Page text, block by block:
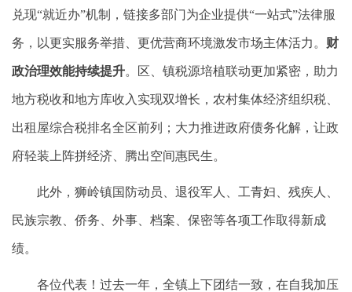
兑现“就近办”机制，链接多部门为企业提供“一站式”法律服
务，以更实服务举措、更优营商环境激发市场主体活力。 财
政治理效能持续提升。区、镇税源培植联动更加紧密，助力
地方税收和地方库收入实现双增长，农村集体经济组织税、
出租屋综合税排名全区前列；大力推进政府债务化解，让政
府轻装上阵拼经济、腾出空间惠民生。
此外，狮岭镇国防动员、退役军人、工青妇、残疾人、
民族宗教、侨务、外事、档案、保密等各项工作取得新成
绩。
各位代表！过去一年，全镇上下团结一致，在自我加压